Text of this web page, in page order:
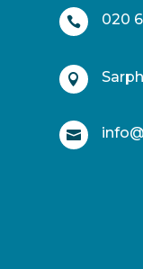
 020

